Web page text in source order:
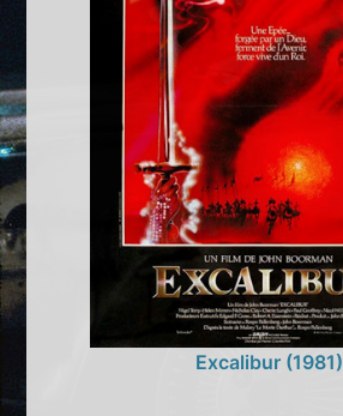
Excalibur (1981)